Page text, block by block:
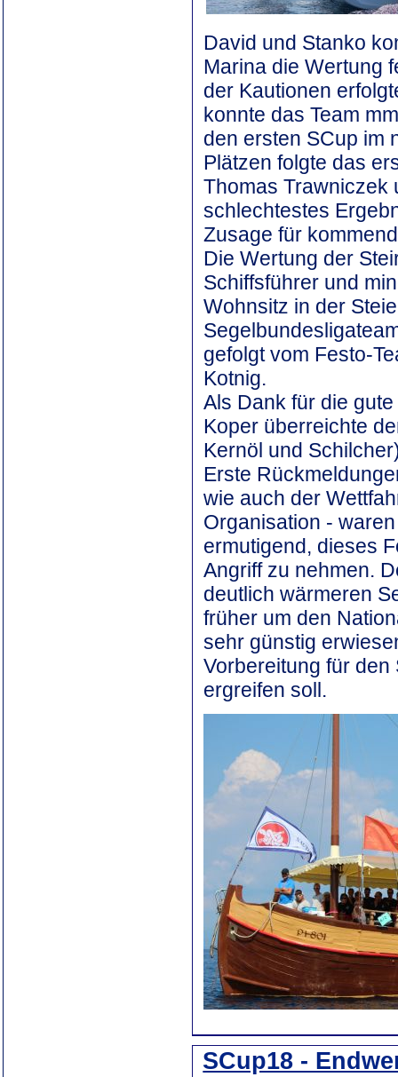
David und Stanko
Marina die Wertung
der Kautionen
konnte das Team
den ersten SCup im
Plätzen folgte das
Thomas Trawniczek
schlechtestes
Zusage für
Die Wertung der
Schiffsführer und
Wohnsitz in der
gefolgt vom Festo-
Kotnig.
Als Dank für die
Koper überreichte
Kernöl und
Erste
wie auch der
Organisation -
ermutigend, dieses
Angriff zu nehmen.
deutlich wärmeren
früher um den
sehr günstig
Vorbereitung für
ergreifen soll.
SCup18 -